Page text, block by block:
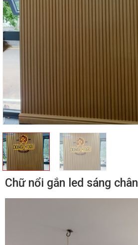
Chữ nổi gắn led sáng chân